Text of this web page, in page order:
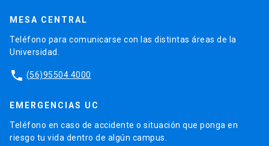
MESA CENTRAL
Teléfono para comunicarse con las distintas áreas de la
Universidad.
phone (56)95504 4000
EMERGENCIAS UC
Teléfono en caso de accidente o situación que ponga en
riesgo tu vida dentro de algún campus.